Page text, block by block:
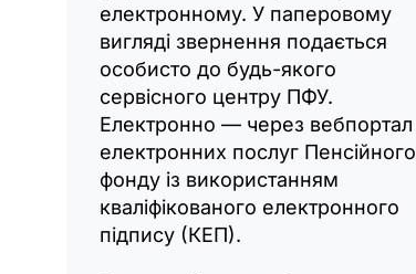
електронному. У паперовому
вигляді звернення подається
особисто до будь-якого
сервісного центру ПФУ.
Електронно — через вебпортал
електронних послуг Пенсійного
фонду із використанням
кваліфікованого електронного
підпису (КЕП).